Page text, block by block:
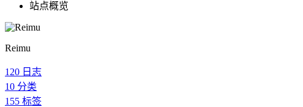
站点概览
Reimu
120 日志
10 分类
155 标签